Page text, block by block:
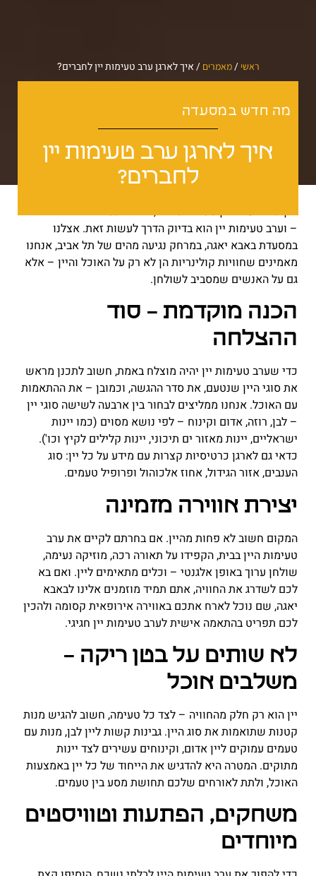
ראשי /מאמרים /איך לארגן ערב טעימות יין לחברים?
מה חדש במסעדה
איך לארגן ערב טעימות יין
לחברים?
אין כמו לשלב בין טעמים טובים, אווירה נעימה וחברים אהובים
– וערב טעימות יין הוא בדיוק הדרך לעשות זאת. אצלנו
במסעדת באבא יאגה, במרחק נגיעה מהים של תל אביב, אנחנו
מאמינים שחוויות קולינריות הן לא רק על האוכל והיין – אלא
גם על האנשים שמסביב לשולחן.
הכנה מוקדמת – סוד
ההצלחה
כדי שערב טעימות יין יהיה מוצלח באמת, חשוב לתכנן מראש
את סוגי היין שנטעם, את סדר ההגשה, וכמובן – את ההתאמות
עם האוכל. אנחנו ממליצים לבחור בין ארבעה לשישה סוגי יין
– לבן, רוזה, אדום וקינוח – לפי נושא מסוים (כמו יינות
ישראליים, יינות מאזור ים תיכוני, יינות קלילים לקיץ וכו').
כדאי גם לארגן כרטיסיות קצרות עם מידע על כל יין: סוג
הענבים, אזור הגידול, אחוז אלכוהול ופרופיל טעמים.
יצירת אווירה מזמינה
המקום חשוב לא פחות מהיין. אם בחרתם לקיים את ערב
טעימות היין בבית, הקפידו על תאורה רכה, מוזיקה נעימה,
שולחן ערוך באופן אלגנטי – וכלים מתאימים ליין. ואם בא
לכם לשדרג את החוויה, אתם תמיד מוזמנים אלינו לבאבא
יאגה, שם נוכל לארח אתכם באווירה אירופאית קסומה ולהכין
לכם תפריט בהתאמה אישית לערב טעימות יין חגיגי.
לא שותים על בטן ריקה –
משלבים אוכל
יין הוא רק חלק מהחוויה – לצד כל טעימה, חשוב להגיש מנות
קטנות שתואמות את סוג היין. גבינות קשות ליין לבן, מנות עם
טעמים עמוקים ליין אדום, וקינוחים עשירים לצד יינות
מתוקים. המטרה היא להדגיש את הייחוד של כל יין באמצעות
האוכל, ולתת לאורחים שלכם תחושת מסע בין טעמים.
משחקים, הפתעות וטוויסטים
מיוחדים